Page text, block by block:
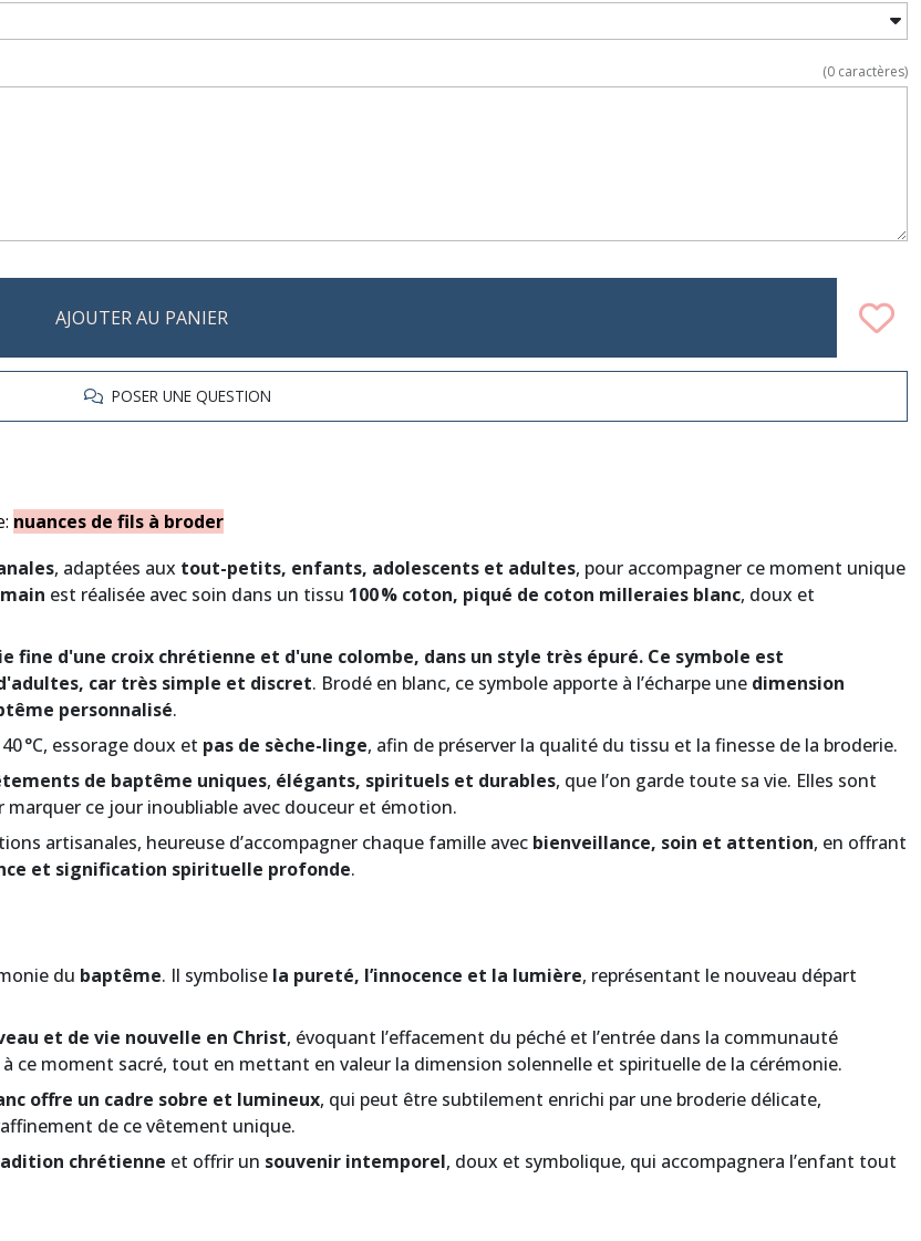
(0 caractères)
AJOUTER AU PANIER
POSER UNE QUESTION
nuances de fils à broder
, adaptées aux tout-petits, enfants, adolescents et adultes, pour accompagner ce moment unique
est réalisée avec soin dans un tissu 100 % coton, piqué de coton milleraies blanc, doux et
fine d'une croix chrétienne et d'une colombe, dans un style très épuré. Ce symbole est
car très simple et discret. Brodé en blanc, ce symbole apporte à l’écharpe une dimension
personnalisé.
°C, essorage doux et pas de sèche-linge, afin de préserver la qualité du tissu et la finesse de la broderie.
de baptême uniques, élégants, spirituels et durables, que l’on garde toute sa vie. Elles sont
marquer ce jour inoubliable avec douceur et émotion.
artisanales, heureuse d’accompagner chaque famille avec bienveillance, soin et attention, en offrant
et signification spirituelle profonde.
du baptême. Il symbolise la pureté, l’innocence et la lumière, représentant le nouveau départ
et de vie nouvelle en Christ, évoquant l’effacement du péché et l’entrée dans la communauté
à ce moment sacré, tout en mettant en valeur la dimension solennelle et spirituelle de la cérémonie.
offre un cadre sobre et lumineux, qui peut être subtilement enrichi par une broderie délicate,
de ce vêtement unique.
chrétienne et offrir un souvenir intemporel, doux et symbolique, qui accompagnera l’enfant tout